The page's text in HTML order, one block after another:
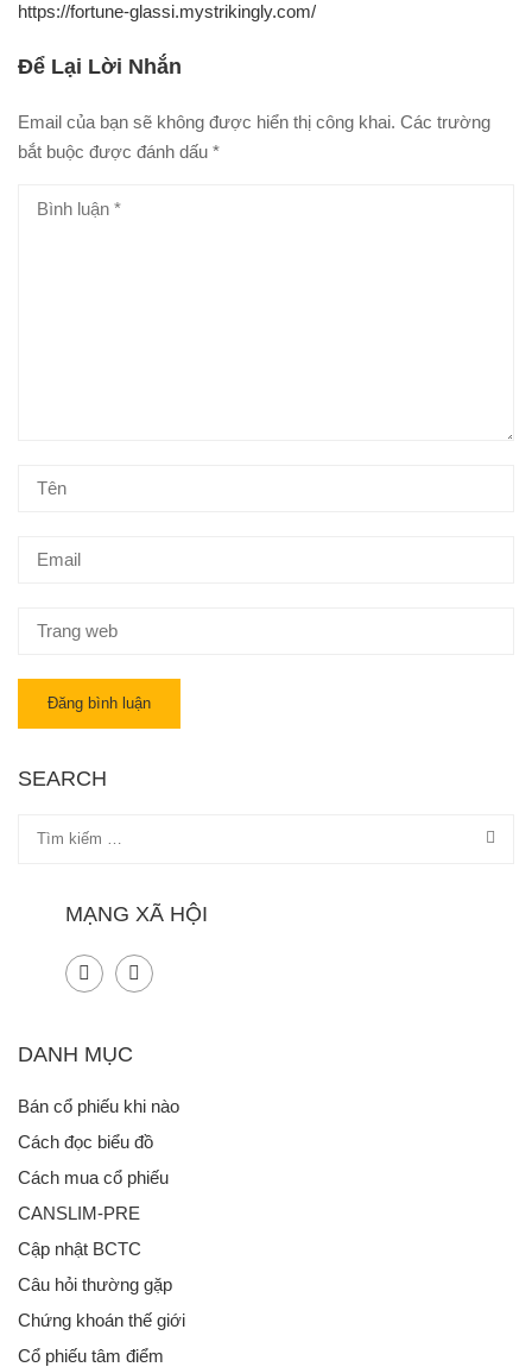
https://fortune-glassi.mystrikingly.com/
Để Lại Lời Nhắn
Email của bạn sẽ không được hiển thị công khai. Các trường
bắt buộc được đánh dấu *
SEARCH
MẠNG XÃ HỘI
DANH MỤC
Bán cổ phiếu khi nào
Cách đọc biểu đồ
Cách mua cổ phiếu
CANSLIM-PRE
Cập nhật BCTC
Câu hỏi thường gặp
Chứng khoán thế giới
Cổ phiếu tâm điểm